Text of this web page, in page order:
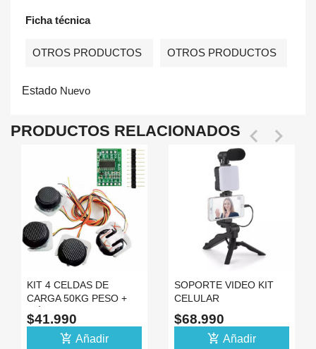
Ficha técnica
OTROS PRODUCTOS OTROS PRODUCTOS
Estado Nuevo
PRODUCTOS RELACIONADOS  
KIT 4 CELDAS DE
CARGA 50KG PESO +
MÓDULO HX711 PARA
ARDUINO
$41.990
add_shopping_cart Añadir
SOPORTE VIDEO KIT
CELULAR
ESTABILIZADOR
TRIPODE LED
MICROFON
$68.990
add_shopping_cart Añadir